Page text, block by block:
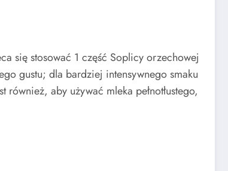
się stosować 1 część Soplicy orzechowej
gustu; dla bardziej intensywnego smaku
aby używać mleka pełnotłustego,